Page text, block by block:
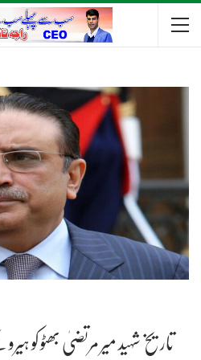
تاریخ شہید میر مرتضیٰ بھٹو کو